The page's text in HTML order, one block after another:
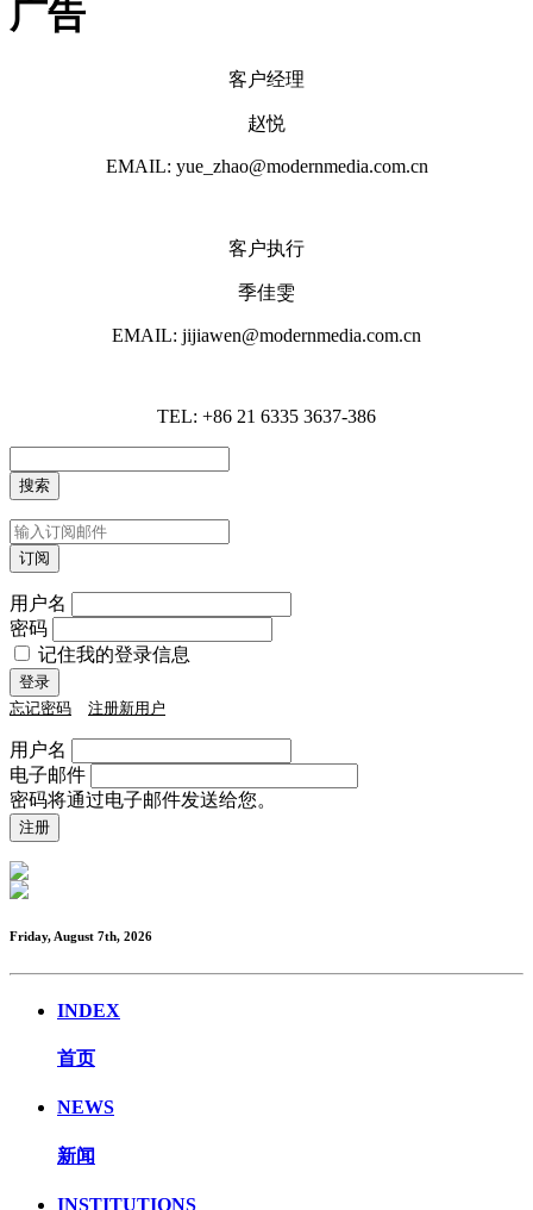
广告
客户经理
赵悦
EMAIL: yue_zhao@modernmedia.com.cn
客户执行
季佳雯
EMAIL: jijiawen@modernmedia.com.cn
TEL: +86 21 6335 3637-386
用户名
密码
记住我的登录信息
忘记密码 注册新用户
用户名
电子邮件
密码将通过电子邮件发送给您。
Friday, August 7th, 2026
INDEX
首页
NEWS
新闻
INSTITUTIONS